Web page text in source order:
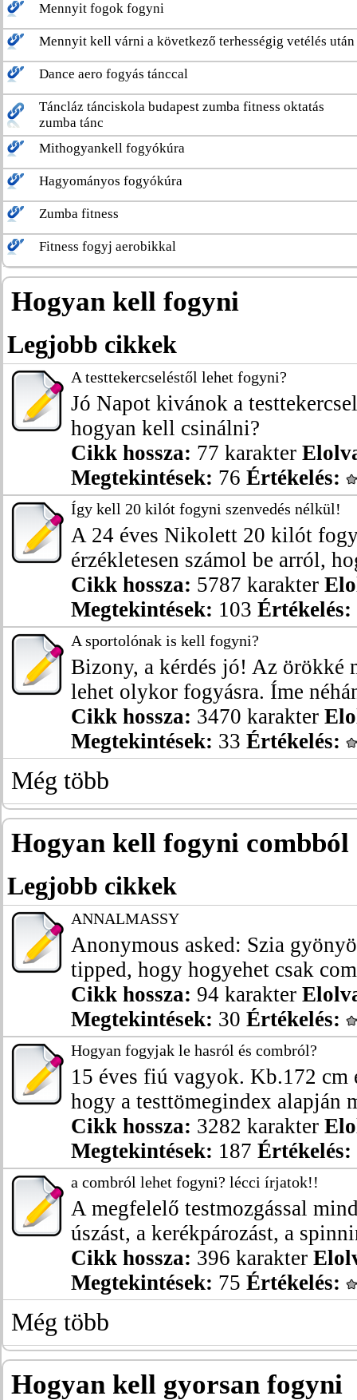
Mennyit fogok fogyni
Mennyit kell várni a következő terhességig vetélés után
Dance aero fogyás tánccal
Táncláz tánciskola budapest zumba fitness oktatás
zumba tánc
Mithogyankell fogyókúra
Hagyományos fogyókúra
Zumba fitness
Fitness fogyj aerobikkal
Hogyan kell fogyni
Legjobb cikkek
A testtekercseléstől lehet fogyni?
Jó Napot kivánok a
hogyan kell csinálni?
Cikk hossza: 77 karakter
Megtekintések: 76 Értékelés:
Így kell 20 kilót fogyni szenvedés nélkül!
A 24 éves Nikolett 20 kilót
érzékletesen számol be arról,
Cikk hossza: 5787 karakter
Megtekintések: 103 Értékelés:
A sportolónak is kell fogyni?
Bizony, a kérdés jó! Az örökké
lehet olykor fogyásra. Íme
Cikk hossza: 3470 karakter
Megtekintések: 33 Értékelés:
Még több
Hogyan kell fogyni combból
Legjobb cikkek
ANNALMASSY
Anonymous asked: Szia
tipped, hogy hogyehet csak
Cikk hossza: 94 karakter
Megtekintések: 30 Értékelés:
Hogyan fogyjak le hasról és combról?
15 éves fiú vagyok. Kb.172
hogy a testtömegindex alapján
Cikk hossza: 3282 karakter
Megtekintések: 187 Értékelés:
a combról lehet fogyni? lécci írjatok!!
A megfelelő testmozgással
úszást, a kerékpározást, a
Cikk hossza: 396 karakter
Megtekintések: 75 Értékelés:
Még több
Hogyan kell gyorsan fogyni